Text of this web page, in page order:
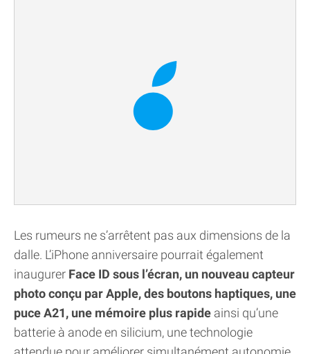
Les rumeurs ne s’arrêtent pas aux dimensions de la
dalle. L’iPhone anniversaire pourrait également
inaugurer Face ID sous l’écran, un nouveau capteur
photo conçu par Apple, des boutons haptiques, une
puce A21, une mémoire plus rapide ainsi qu’une
batterie à anode en silicium, une technologie